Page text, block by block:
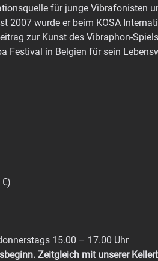
für junge Vibrafonisten
2007 wurde er beim KOSA
zur Kunst des Vibraphon-
Festival in Belgien für sein
15.00 – 17.00 Uhr
Zeitgleich mit unserer